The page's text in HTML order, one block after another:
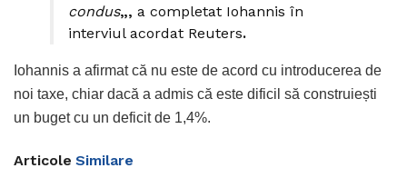
condus„, a completat Iohannis în
interviul acordat Reuters.
Iohannis a afirmat că nu este de acord cu introducerea de
noi taxe, chiar dacă a admis că este dificil să construiești
un buget cu un deficit de 1,4%.
Articole Similare